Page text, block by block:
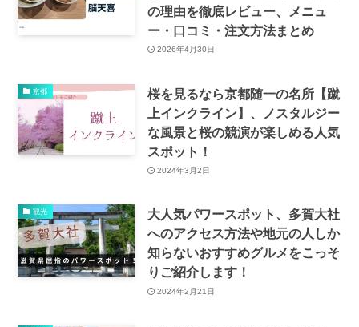
の理由を徹底レビュー、メニュ
ー・口コミ・注文方法まとめ
2026年4月30日
京都
桜を見るなら京都随一の名所【蹴
上インクライン】、ノスタルジー
な風景と桜の競演が楽しめる人気
スポット！
2024年3月2日
観光
大人気パワースポット、多賀大社
へのアクセス方法や地元の人しか
知らないおすすめグルメをこっそ
りご紹介します！
2024年2月21日